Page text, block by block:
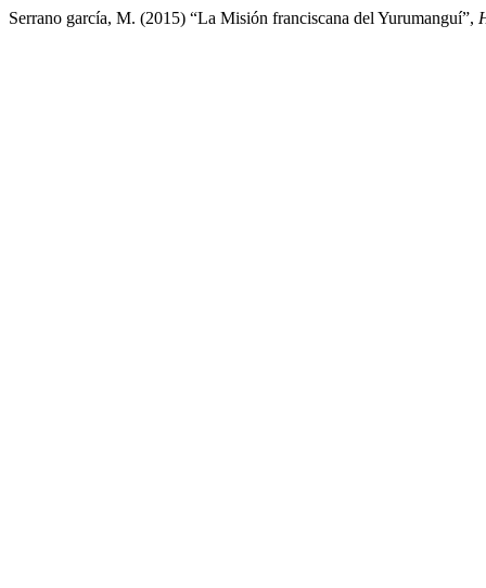
Serrano garcía, M. (2015) “La Misión franciscana del Yurumanguí”,